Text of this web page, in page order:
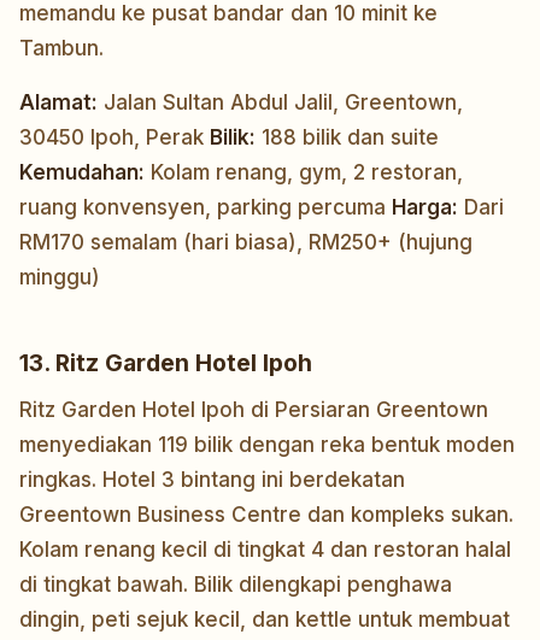
memandu ke pusat bandar dan 10 minit ke
Tambun.
Alamat: Jalan Sultan Abdul Jalil, Greentown,
30450 Ipoh, Perak Bilik: 188 bilik dan suite
Kemudahan: Kolam renang, gym, 2 restoran,
ruang konvensyen, parking percuma Harga: Dari
RM170 semalam (hari biasa), RM250+ (hujung
minggu)
13. Ritz Garden Hotel Ipoh
Ritz Garden Hotel Ipoh di Persiaran Greentown
menyediakan 119 bilik dengan reka bentuk moden
ringkas. Hotel 3 bintang ini berdekatan
Greentown Business Centre dan kompleks sukan.
Kolam renang kecil di tingkat 4 dan restoran halal
di tingkat bawah. Bilik dilengkapi penghawa
dingin, peti sejuk kecil, dan kettle untuk membuat